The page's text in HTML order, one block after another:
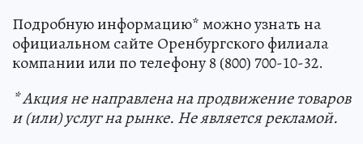
Подробную информацию* можно узнать на
официальном сайте Оренбургского филиала
компании или по телефону 8 (800) 700-10-32.
* Акция не направлена на продвижение товаров
и (или) услуг на рынке. Не является рекламой.